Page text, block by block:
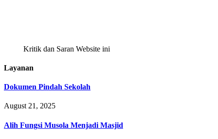
Kritik dan Saran Website ini
Layanan
Dokumen Pindah Sekolah
August 21, 2025
Alih Fungsi Musola Menjadi Masjid